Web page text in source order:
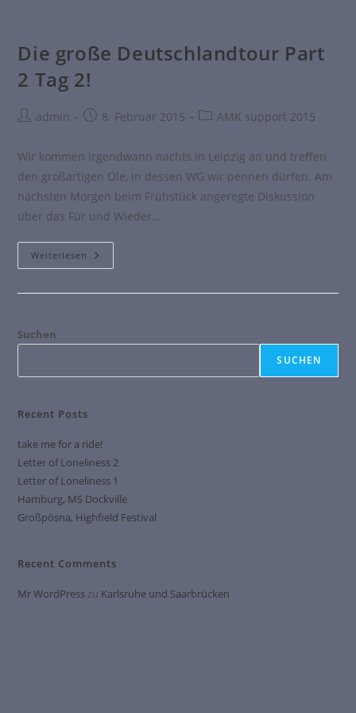
Die große Deutschlandtour Part
2 Tag 2!
admin 8. Februar 2015 AMK support 2015
Wir kommen irgendwann nachts in Leipzig an und treffen
den großartigen Ole, in dessen WG wir pennen dürfen. Am
nächsten Morgen beim Frühstück angeregte Diskussion
über das Für und Wieder…
Weiterlesen
Suchen
SUCHEN
Recent Posts
take me for a ride!
Letter of Loneliness 2
Letter of Loneliness 1
Hamburg, MS Dockville
Großpösna, Highfield Festival
Recent Comments
Mr WordPress zu Karlsruhe und Saarbrücken